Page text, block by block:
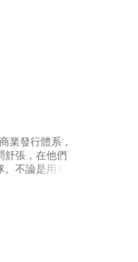
業發行體系，
舒張，在他們
不論是用犀
Jam，都視
影響。